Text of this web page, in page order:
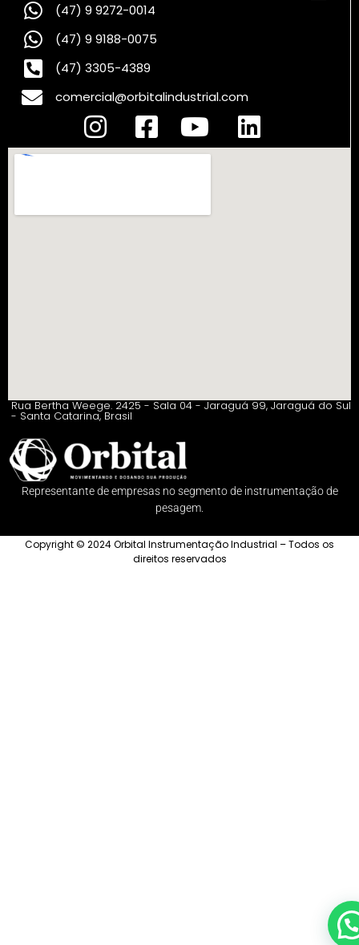
(47) 9 9272-0014
(47) 9 9188-0075
(47) 3305-4389
comercial@orbitalindustrial.com
Rua Bertha Weege. 2425 - Sala 04 - Jaraguá 99, Jaraguá do Sul
- Santa Catarina, Brasil
Representante de empresas no segmento de instrumentação de
pesagem.
Copyright © 2024 Orbital Instrumentação Industrial – Todos os
direitos reservados